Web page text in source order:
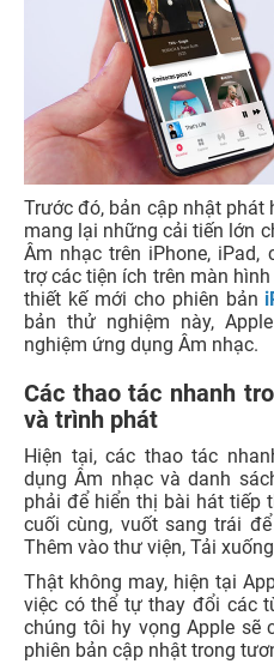
Trước đó, bản cập nhật phát
mang lại những cải tiến lớn
Âm nhạc trên iPhone,
trợ các tiện ích trên màn
thiết kế mới cho phiên bản
bản thử nghiệm này,
nghiệm ứng dụng Âm nhạc.
Các thao tác nhanh
và trình phát
Hiện tại, các thao tác
dụng Âm nhạc và danh
phải để hiển thị bài hát tiếp
cuối cùng, vuốt sang trái
Thêm vào thư viện, Tải
Thật không may, hiện tại
việc có thể tự thay đổi các
chúng tôi hy vọng Apple
phiên bản cập nhật trong